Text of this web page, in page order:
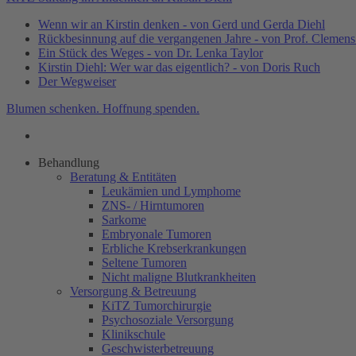
Wenn wir an Kirstin denken - von Gerd und Gerda Diehl
Rückbesinnung auf die vergangenen Jahre - von Prof.
Ein Stück des Weges - von Dr. Lenka Taylor
Kirstin Diehl: Wer war das eigentlich? - von Doris Ruch
Der Wegweiser
Blumen schenken. Hoffnung spenden.
Behandlung
Beratung & Entitäten
Leukämien und Lymphome
ZNS- / Hirntumoren
Sarkome
Embryonale Tumoren
Erbliche Krebserkrankungen
Seltene Tumoren
Nicht maligne Blutkrankheiten
Versorgung & Betreuung
KiTZ Tumorchirurgie
Psychosoziale Versorgung
Klinikschule
Geschwisterbetreuung